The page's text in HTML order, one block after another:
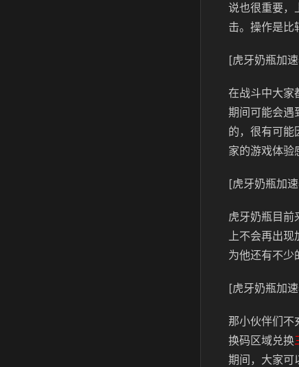
说也很重要，
击。操作是比
[虎牙奶瓶加
在战斗中大家
期间可能会遇
的，很有可能
家的游戏体验
[虎牙奶瓶加
虎牙奶瓶目前
上不会再出现
为他还有不少
[虎牙奶瓶加
那小伙伴们不
换码区域兑换
期间，大家可